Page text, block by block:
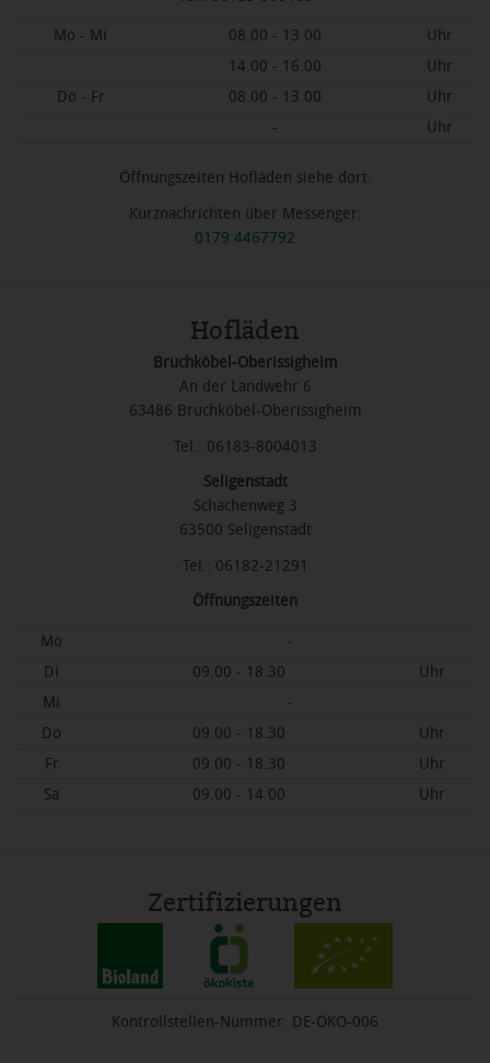
Mo - Mi 08.00 - 13.00
Uhr
14.00 - 16.00
Uhr
Do - Fr
08.00 - 13.00
Uhr
-
Uhr
Öffnungszeiten Hofläden siehe dort.
Kurznachrichten über Messenger:
0179 4467792
Hofläden
Bruchköbel-Oberissigheim
An der Landwehr 6
63486 Bruchköbel-Oberissigheim
Tel.: 06183-8004013
Seligenstadt
Schachenweg 3
63500 Seligenstadt
Tel.: 06182-21291
Öffnungszeiten
Mo
-
Di
09.00 - 18.30
Uhr
Mi
-
Do
09.00 - 18.30
Uhr
Fr
09.00 - 18.30
Uhr
Sa
09.00 - 14.00 Uhr
Zertifizierungen
Kontrollstellen-Nummer: DE-ÖKO-006